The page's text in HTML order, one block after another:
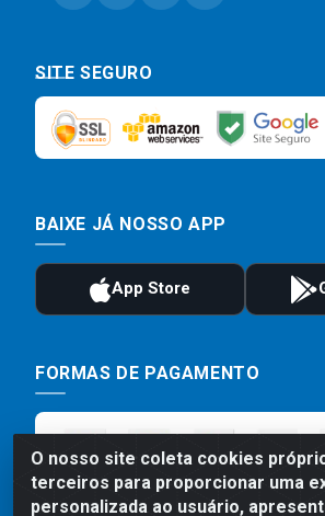
O nosso site coleta cookies
terceiros para proporcionar uma
personalizada ao usuário,
SITE SEGURO
BAIXE JÁ NOSSO APP
FORMAS DE PAGAMENTO